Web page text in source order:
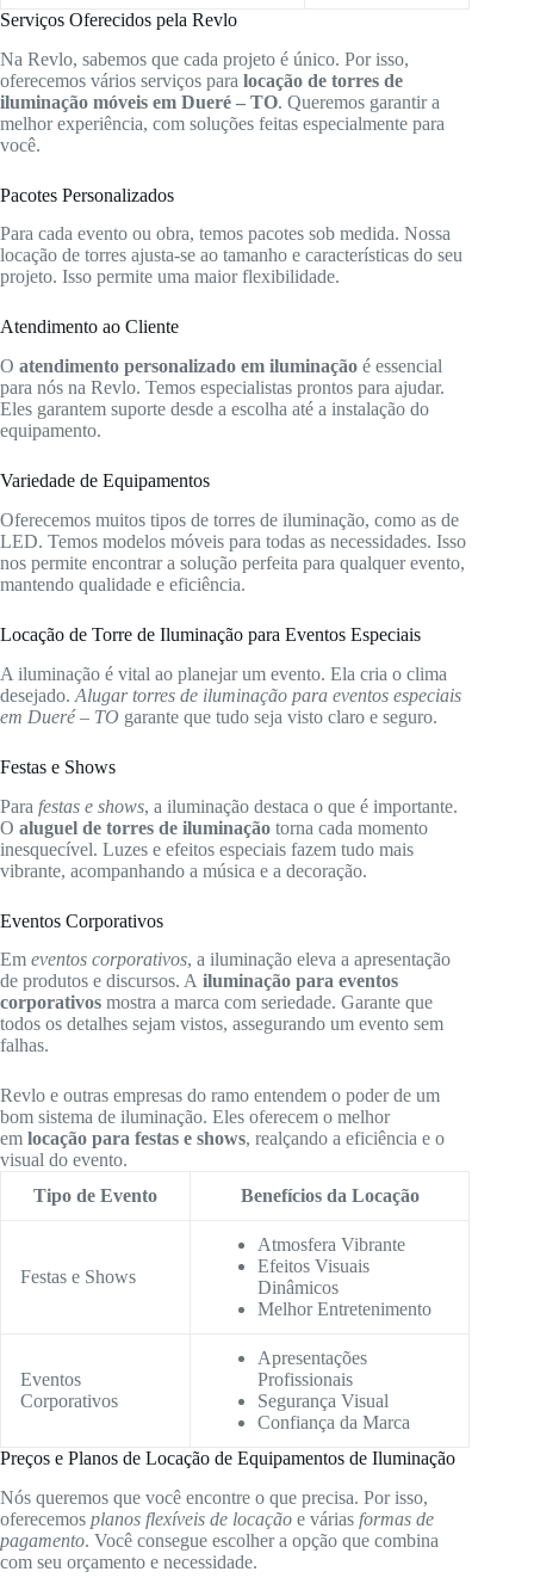
Serviços Oferecidos pela Revlo
Na Revlo, sabemos que cada projeto é único. Por isso,
oferecemos vários serviços para locação de torres de
iluminação móveis em Dueré – TO. Queremos garantir a
melhor experiência, com soluções feitas especialmente para
você.
Pacotes Personalizados
Para cada evento ou obra, temos pacotes sob medida. Nossa
locação de torres ajusta-se ao tamanho e características do seu
projeto. Isso permite uma maior flexibilidade.
Atendimento ao Cliente
O atendimento personalizado em iluminação é essencial
para nós na Revlo. Temos especialistas prontos para ajudar.
Eles garantem suporte desde a escolha até a instalação do
equipamento.
Variedade de Equipamentos
Oferecemos muitos tipos de torres de iluminação, como as de
LED. Temos modelos móveis para todas as necessidades. Isso
nos permite encontrar a solução perfeita para qualquer evento,
mantendo qualidade e eficiência.
Locação de Torre de Iluminação para Eventos Especiais
A iluminação é vital ao planejar um evento. Ela cria o clima
desejado. Alugar torres de iluminação para eventos especiais
em Dueré – TO garante que tudo seja visto claro e seguro.
Festas e Shows
Para festas e shows, a iluminação destaca o que é importante.
O aluguel de torres de iluminação torna cada momento
inesquecível. Luzes e efeitos especiais fazem tudo mais
vibrante, acompanhando a música e a decoração.
Eventos Corporativos
Em eventos corporativos, a iluminação eleva a apresentação
de produtos e discursos. A iluminação para eventos
corporativos mostra a marca com seriedade. Garante que
todos os detalhes sejam vistos, assegurando um evento sem
falhas.
Revlo e outras empresas do ramo entendem o poder de um
bom sistema de iluminação. Eles oferecem o melhor
em locação para festas e shows, realçando a eficiência e o
visual do evento.
Tipo de Evento
Benefícios da Locação
Festas e Shows
Atmosfera Vibrante
Efeitos Visuais
Dinâmicos
Melhor Entretenimento
Eventos
Corporativos
Apresentações
Profissionais
Segurança Visual
Confiança da Marca
Preços e Planos de Locação de Equipamentos de Iluminação
Nós queremos que você encontre o que precisa. Por isso,
oferecemos planos flexíveis de locação e várias formas de
pagamento. Você consegue escolher a opção que combina
com seu orçamento e necessidade.